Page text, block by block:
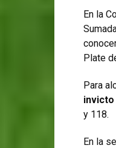
En la
Plate
Para
invicto
y 118.
En la